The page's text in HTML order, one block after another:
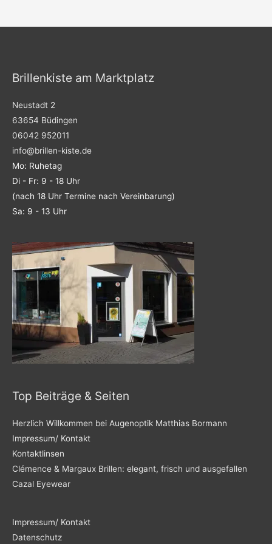
Brillenkiste am Marktplatz
Neustadt 2
63654 Büdingen
06042 952011
info@brillen-kiste.de
Mo: Ruhetag
Di - Fr: 9 - 18 Uhr
(nach 18 Uhr Termine nach Vereinbarung)
Sa: 9 - 13 Uhr
Top Beiträge & Seiten
Herzlich Willkommen bei Augenoptik Matthias Bormann
Impressum/ Kontakt
Kontaktlinsen
Clémence & Margaux Brillen: elegant, frisch und ausgefallen
Cazal Eyewear
Impressum/ Kontakt
Datenschutz